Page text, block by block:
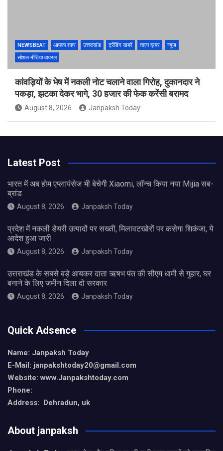
NEWSBEAT आपका शहर उत्तराखंड ट्रेंडिंग खबरें ताज़ा ख़बर
न्यूज़
सोशल मीडिया वायरल
कांवड़ियों के भेष में नकली नोट चलाने वाला गिरोह, दुकानदार ने
पकड़ा, झटका देकर भागे, 30 हजार की फेक करेंसी बरामद
August 8, 2026 Janpaksh Today
Latest Post
भारत में अब होम एप्लायंसेज भी बेचेगी Xiaomi, लॉन्च किया नया Mijia सब-
ब्रांड
August 8, 2026 Janpaksh Today
प्रदेश में नकली डेयरी उत्पादों पर सख्ती, मिलावटखोरों पर कसेगा शिकंजा, ये
आदेश हुआ जारी
August 8, 2026 Janpaksh Today
उत्तराखंड के सबसे बड़े आयकर दाता ऋषभ पंत की सीएम धामी से गुहार, घर
बनाने के लिए जमीन दिला दो सरकार
August 8, 2026 Janpaksh Today
Quick Adsence
Name: Janpaksh Today
E-Mail: janpakshtoday20@gmail.com
Website: www.Janpakshtoday.com
Phone:
Address: Dehradun, uk
About janpaksh